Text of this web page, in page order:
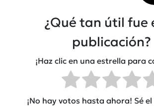
¿Qué tan útil fue
publicación?
¡Haz clic en una estrella para
¡No hay votos hasta ahora! Sé